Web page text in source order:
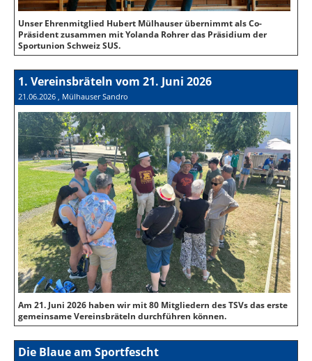
Unser Ehrenmitglied Hubert Mülhauser übernimmt als Co-
Präsident zusammen mit Yolanda Rohrer das Präsidium der
Sportunion Schweiz SUS.
1. Vereinsbräteln vom 21. Juni 2026
21.06.2026 , Mülhauser Sandro
Am 21. Juni 2026 haben wir mit 80 Mitgliedern des TSVs das erste
gemeinsame Vereinsbräteln durchführen können.
Die Blaue am Sportfescht